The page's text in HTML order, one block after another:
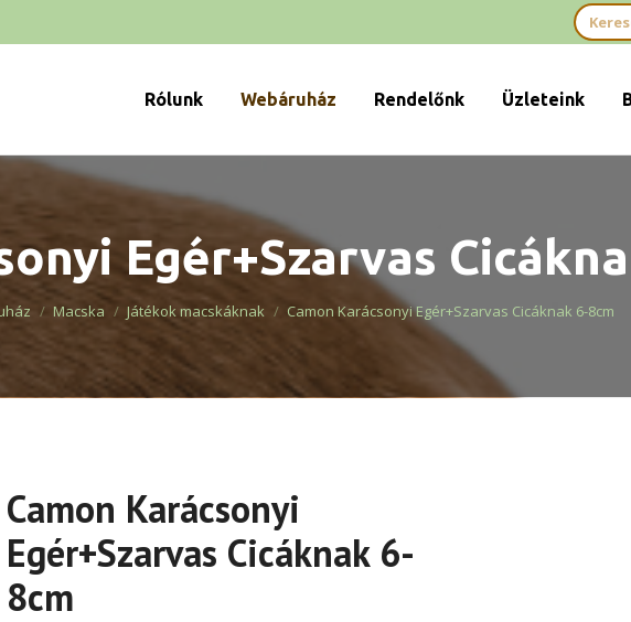
Search:
Rólunk Webáruház Rendelőnk Üzleteink
Egér+Szarvas
Macska Játékok macskáknak Camon Karácsonyi Egér+Szarvas Cicáknak 6-8cm
Camon Karácsonyi
Egér+Szarvas Cicáknak 6-
8cm